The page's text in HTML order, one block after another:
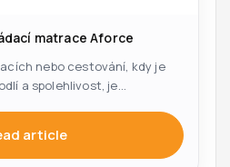
matrace Aforce
nebo cestování, kdy je
a spolehlivost, je...
article